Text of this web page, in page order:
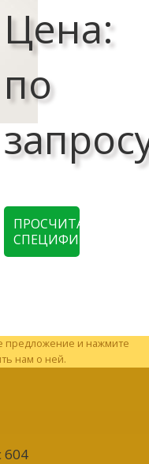
Цена:
по
ПРОСЧИТАТЬ
СПЕЦИФИКАЦИЮ
предложение и нажмите
нам о ней.
604